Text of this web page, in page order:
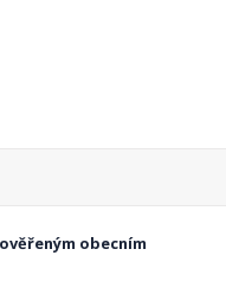
obecním